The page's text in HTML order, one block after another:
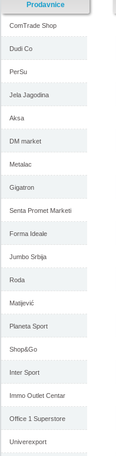
Prodavnice
ComTrade Shop
Dudi Co
PerSu
Jela Jagodina
Aksa
DM market
Metalac
Gigatron
Senta Promet Marketi
Forma Ideale
Jumbo Srbija
Roda
Matijević
Planeta Sport
Shop&Go
Inter Sport
Immo Outlet Centar
Office 1 Superstore
Univerexport